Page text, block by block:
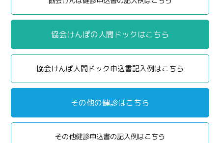
協会けんぽの人間ドックはこちら
協会けんぽ人間ドック申込書記入例はこちら
その他の健診はこちら
その他健診申込書の記入例はこちら